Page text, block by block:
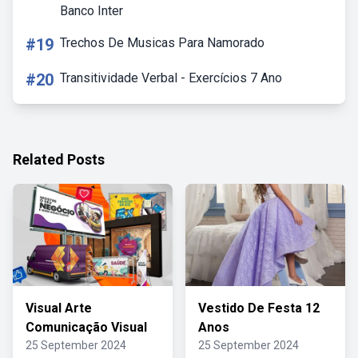
Banco Inter
#19 Trechos De Musicas Para Namorado
#20 Transitividade Verbal - Exercícios 7 Ano
Related Posts
Visual Arte
Comunicação Visual
25 September 2024
Vestido De Festa 12
Anos
25 September 2024